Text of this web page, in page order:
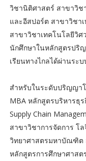
วิชานิติศาสตร์ สาขาวิช
และอีสปอร์ต สาขาวิชา
สาขาวิชาเทคโนโลยีวิศ
นักศึกษาในหลักสูตรปริ
เรียนทางไกลได้ผ่านระ
สำหรับในระดับปริญญา
MBA หลักสูตรบริหารธุ
Supply Chain
สาขาวิชาการจัดการ โ
วิทยาศาสตรมหาบัณฑิต
หลักสูตรการศึกษาศาส